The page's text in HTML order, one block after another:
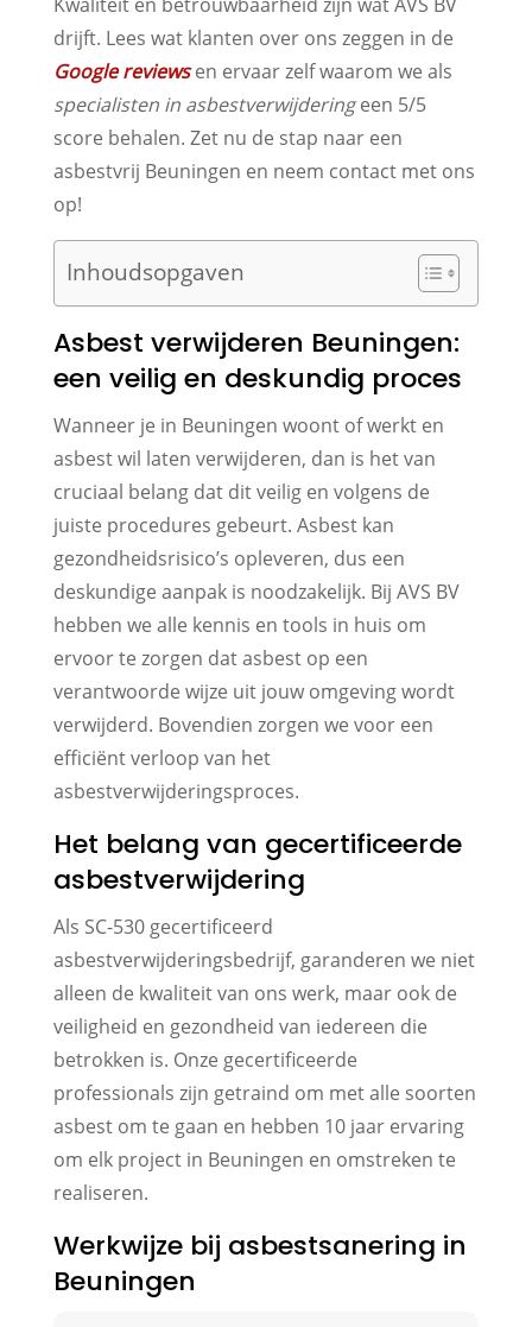
drijft. Lees wat klanten over ons zeggen in de
Google reviewsen ervaar zelf waarom we als
specialisten in asbestverwijderingeen 5/5
score behalen. Zet nu de stap naar een
asbestvrij Beuningen en neem contact met ons
op!
Inhoudsopgaven
Asbest verwijderen Beuningen:
een veilig en deskundig proces
Wanneer je in Beuningen woont of werkt en
asbest wil laten verwijderen, dan is het van
cruciaal belang dat dit veilig en volgens de
juiste procedures gebeurt. Asbest kan
gezondheidsrisico’s opleveren, dus een
deskundige aanpak is noodzakelijk. Bij AVS BV
hebben we alle kennis en tools in huis om
ervoor te zorgen dat asbest op een
verantwoorde wijze uit jouw omgeving wordt
verwijderd. Bovendien zorgen we voor een
efficiënt verloop van het
asbestverwijderingsproces.
Het belang van gecertificeerde
asbestverwijdering
Als SC-530 gecertificeerd
asbestverwijderingsbedrijf, garanderen we niet
alleen de kwaliteit van ons werk, maar ook de
veiligheid en gezondheid van iedereen die
betrokken is. Onze gecertificeerde
professionals zijn getraind om met alle soorten
asbest om te gaan en hebben 10 jaar ervaring
om elk project in Beuningen en omstreken te
realiseren.
Werkwijze bij asbestsanering in
Beuningen